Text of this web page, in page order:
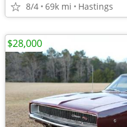
8/4 69k mi Hastings
$28,000